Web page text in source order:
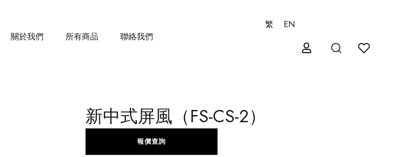
關於我們 所有商品 聯絡我們
繁 EN
新中式屏風（FS-CS-2）
報價查詢